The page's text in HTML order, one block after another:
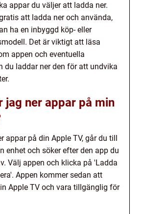
appar du väljer att ladda ner.
att ladda ner och använda,
ha en inbyggd köp- eller
Det är viktigt att läsa
appen och eventuella
du laddar ner den för att undvika
jag ner appar på min
appar på din Apple TV, går du till
enhet och söker efter den app du
Välj appen och klicka på 'Ladda
Appen kommer sedan att
Apple TV och vara tillgänglig för